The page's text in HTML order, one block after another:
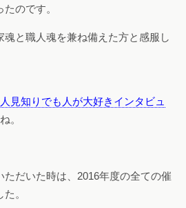
のです。
と職人魂を兼ね備えた方と感服し
見知りでも人が大好きインタビュ
。
ただいた時は、2016年度の全ての催
。